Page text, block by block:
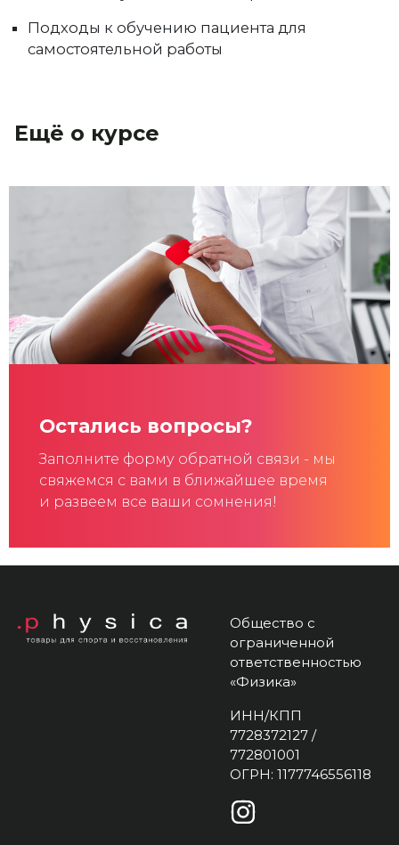
Подходы к обучению пациента для
самостоятельной работы
Ещё о курсе
Остались вопросы?
Заполните форму обратной связи - мы
свяжемся с вами в ближайшее время
и развеем все ваши сомнения!
Общество с
ограниченной
ответственностью
«Физика»
ИНН/КПП
7728372127 /
772801001
ОГРН: 1177746556118